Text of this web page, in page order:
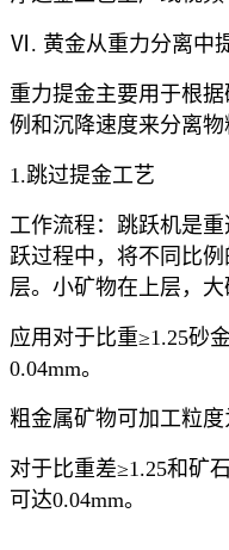
Ⅵ. 黄金从重力分离中
重力提金主要用于根
例和沉降速度来分离物
1.跳过提金工艺
工作流程：跳跃机是
跃过程中，将不同比
层。小矿物在上层，大
应用对于比重≥1.25砂
0.04mm。
粗金属矿物可加工粒度
对于比重差≥1.25和矿
可达0.04mm。